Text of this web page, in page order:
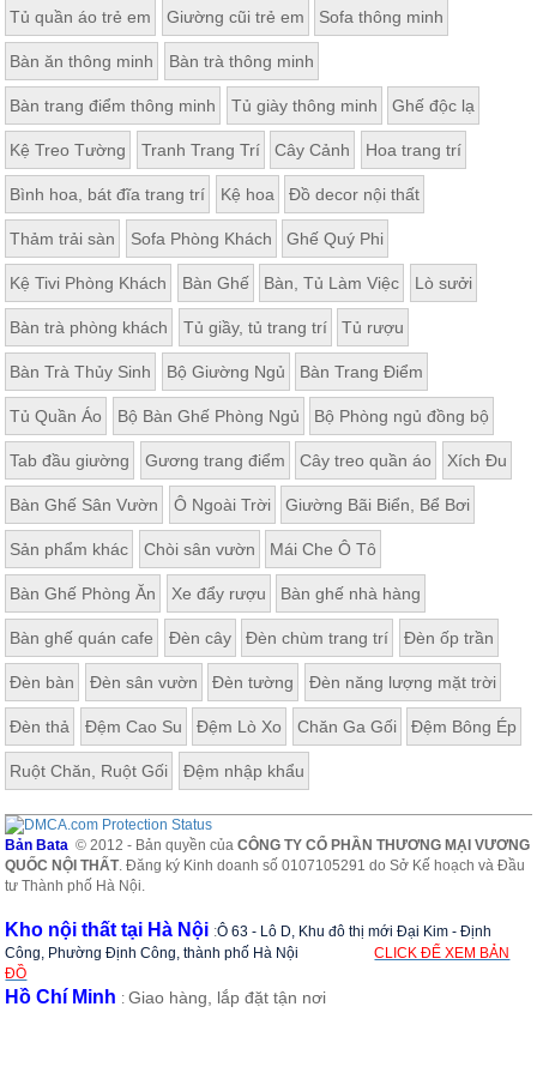
Tủ quần áo trẻ em Giường cũi trẻ em Sofa thông minh
Bàn ăn thông minh Bàn trà thông minh
Bàn trang điểm thông minh Tủ giày thông minh Ghế độc lạ
Kệ Treo Tường Tranh Trang Trí Cây Cảnh Hoa trang trí
Bình hoa, bát đĩa trang trí Kệ hoa Đồ decor nội thất
Thảm trải sàn Sofa Phòng Khách Ghế Quý Phi
Kệ Tivi Phòng Khách Bàn Ghế Bàn, Tủ Làm Việc Lò sưởi
Bàn trà phòng khách Tủ giầy, tủ trang trí Tủ rượu
Bàn Trà Thủy Sinh Bộ Giường Ngủ Bàn Trang Điểm
Tủ Quần Áo Bộ Bàn Ghế Phòng Ngủ Bộ Phòng ngủ đồng bộ
Tab đầu giường Gương trang điểm Cây treo quần áo Xích Đu
Bàn Ghế Sân Vườn Ô Ngoài Trời Giường Bãi Biển, Bể Bơi
Sản phẩm khác Chòi sân vườn Mái Che Ô Tô
Bàn Ghế Phòng Ăn Xe đẩy rượu Bàn ghế nhà hàng
Bàn ghế quán cafe Đèn cây Đèn chùm trang trí Đèn ốp trần
Đèn bàn Đèn sân vườn Đèn tường Đèn năng lượng mặt trời
Đèn thả Đệm Cao Su Đệm Lò Xo Chăn Ga Gối Đệm Bông Ép
Ruột Chăn, Ruột Gối Đệm nhập khẩu
Bản Bata © 2012 - Bản quyền củaCÔNG TY CỔ PHẦN THƯƠNG MẠI VƯƠNG
QUỐC NỘI THẤT. Đăng ký Kinh doanh số 0107105291 do Sở Kế hoạch và Đầu
tư Thành phố Hà Nội.
Kho nội thất tại Hà Nội :Ô 63 - Lô D, Khu đô thị mới Đại Kim - Định
Công, Phường Định Công, thành phố Hà Nội
CLICK ĐỂ XEM BẢN
ĐỒ
Hồ Chí Minh :Giao hàng, lắp đặt tận nơi